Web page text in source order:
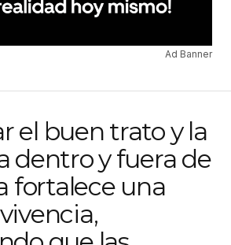
Ad Banner
el buen trato y la
dentro y fuera de
fortalece una